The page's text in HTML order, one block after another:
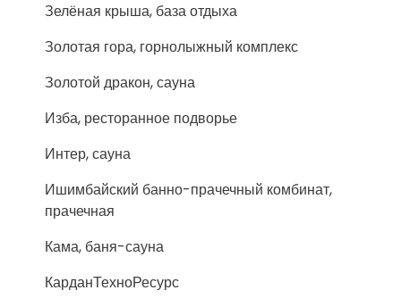
Зелёная крыша, база отдыха
Золотая гора, горнолыжный комплекс
Золотой дракон, сауна
Изба, ресторанное подворье
Интер, сауна
Ишимбайский банно-прачечный комбинат,
прачечная
Кама, баня-сауна
КарданТехноРесурс